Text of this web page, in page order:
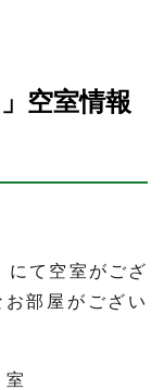
空室情報
にて空室がござ
部屋がござい
室